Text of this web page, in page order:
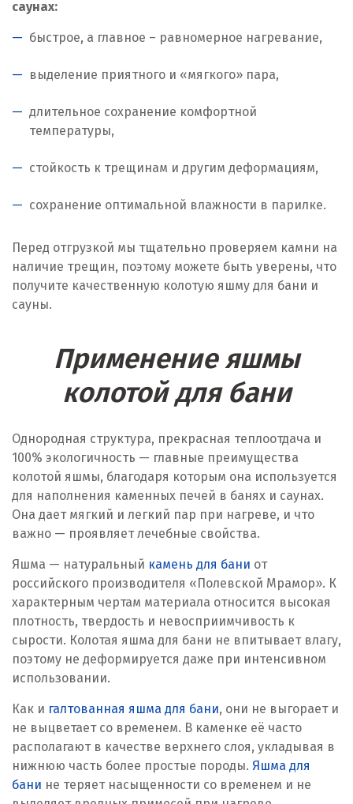
саунах:
быстрое, а главное – равномерное нагревание,
выделение приятного и «мягкого» пара,
длительное сохранение комфортной
температуры,
стойкость к трещинам и другим деформациям,
сохранение оптимальной влажности в парилке.
Перед отгрузкой мы тщательно проверяем камни на
наличие трещин, поэтому можете быть уверены, что
получите качественную колотую яшму для бани и
сауны.
Применение яшмы
колотой для бани
Однородная структура, прекрасная теплоотдача и
100% экологичность — главные преимущества
колотой яшмы, благодаря которым она используется
для наполнения каменных печей в банях и саунах.
Она дает мягкий и легкий пар при нагреве, и что
важно — проявляет лечебные свойства.
Яшма — натуральный камень для бани от
российского производителя «Полевской Мрамор». К
характерным чертам материала относится высокая
плотность, твердость и невосприимчивость к
сырости. Колотая яшма для бани не впитывает влагу,
поэтому не деформируется даже при интенсивном
использовании.
Как и галтованная яшма для бани, они не выгорает и
не выцветает со временем. В каменке её часто
располагают в качестве верхнего слоя, укладывая в
нижнюю часть более простые породы. Яшма для
бани не теряет насыщенности со временем и не